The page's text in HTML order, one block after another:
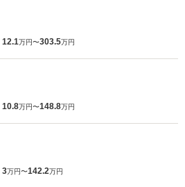
12.1万円〜303.5万円
10.8万円〜148.8万円
3万円〜142.2万円